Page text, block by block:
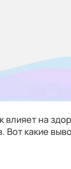
влияет на
Вот какие